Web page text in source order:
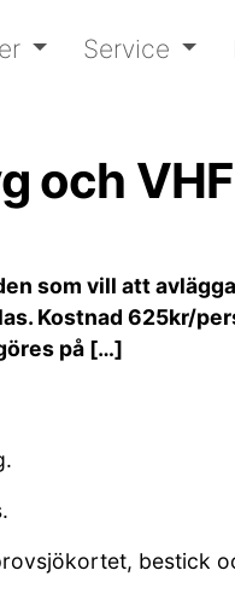
Service
och
som vill att
Kostnad 625kr/
på […]
bestick